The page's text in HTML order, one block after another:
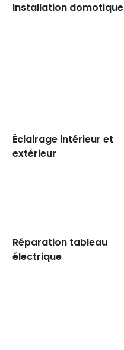
Installation domotique
Éclairage intérieur et
extérieur
Réparation tableau
électrique